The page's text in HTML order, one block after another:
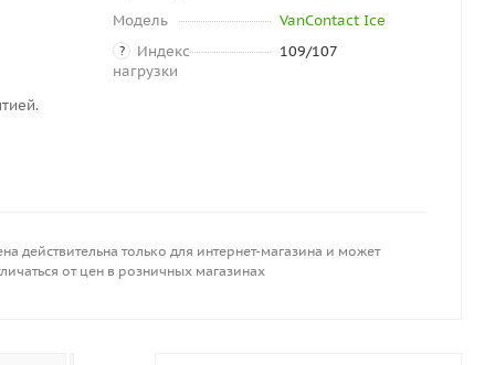
Модель
VanContact Ice
?
Индекс
нагрузки
109/107
действительна только для интернет-магазина и может
от цен в розничных магазинах